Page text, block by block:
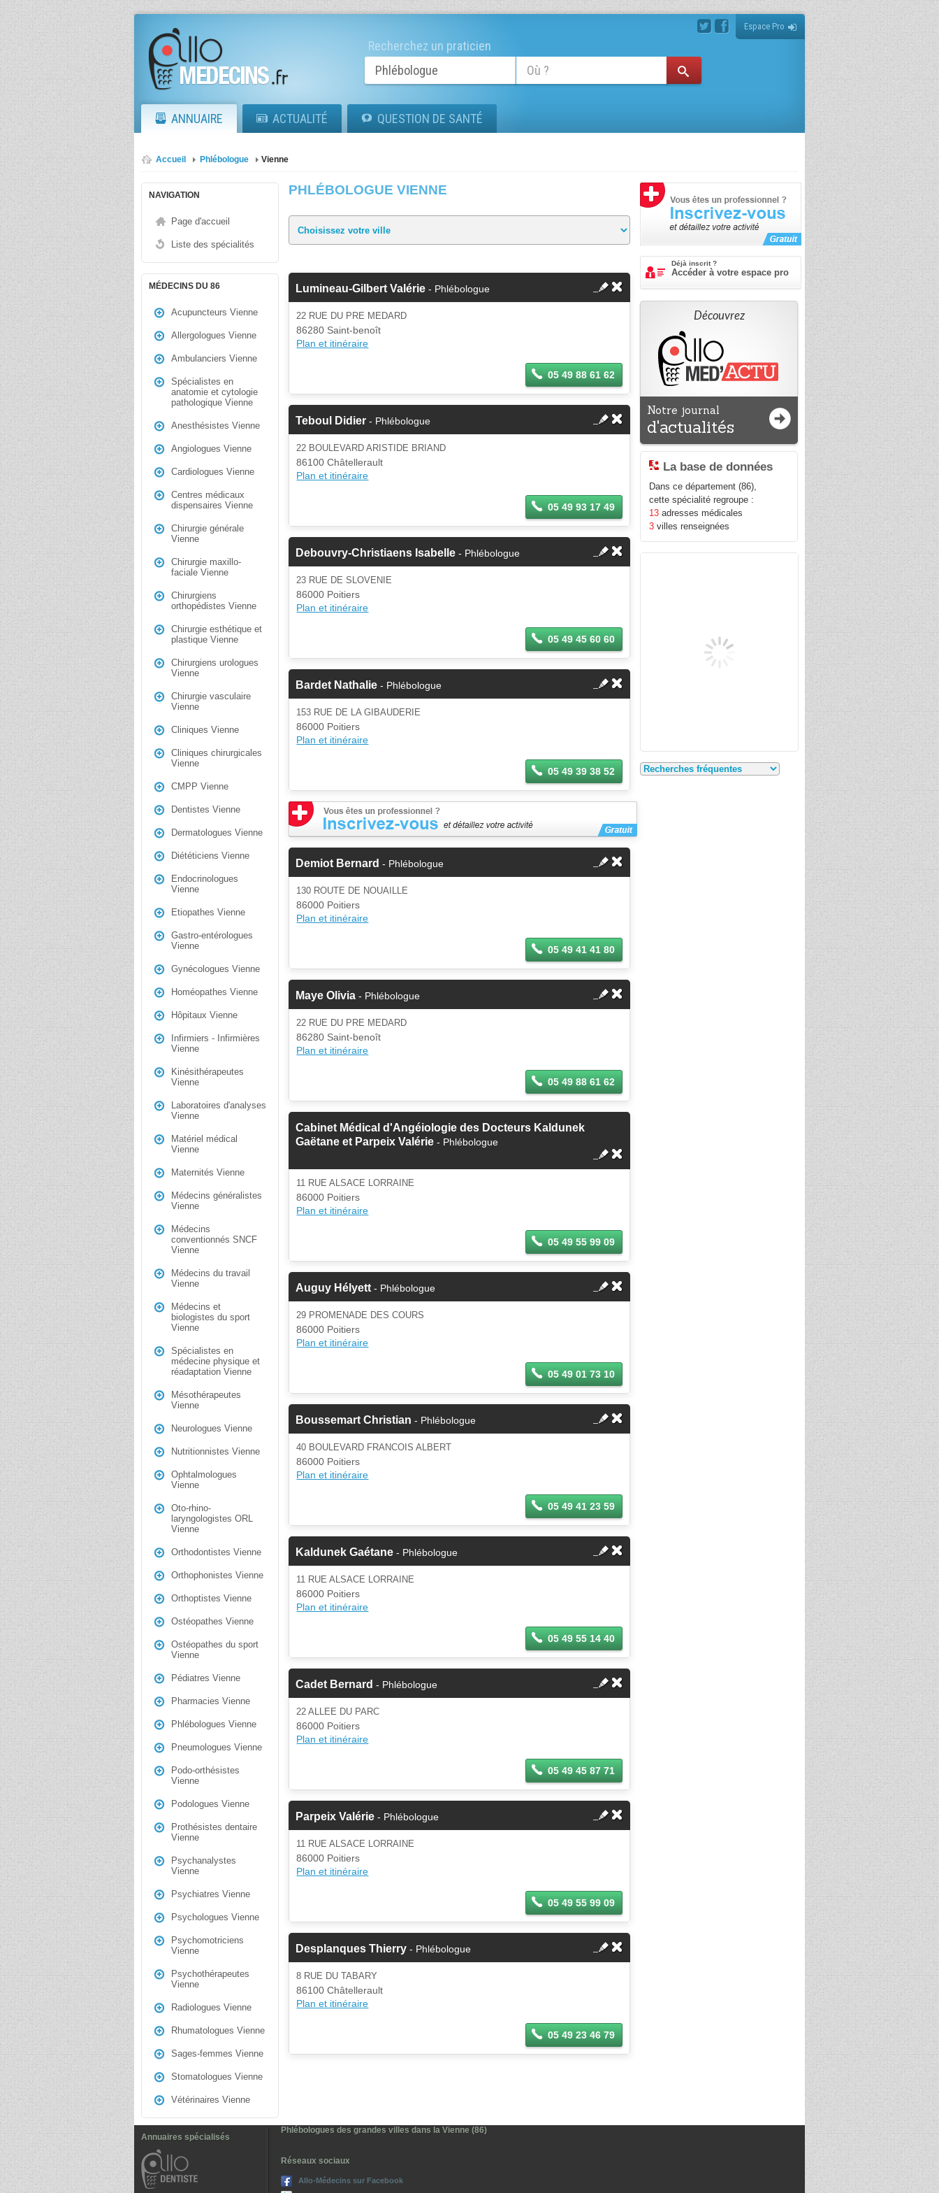
Espace Pro
Recherchez un praticien
ANNUAIRE ACTUALITÉ QUESTION DE SANTÉ
Accueil Phlébologue Vienne
NAVIGATION
Page d'accueil
Liste des spécialités
MÉDECINS DU 86
Acupuncteurs Vienne
Allergologues Vienne
Ambulanciers Vienne
Spécialistes en
anatomie et cytologie
pathologique Vienne
Anesthésistes Vienne
Angiologues Vienne
Cardiologues Vienne
Centres médicaux
dispensaires Vienne
Chirurgie générale
Vienne
Chirurgie maxillo-
faciale Vienne
Chirurgiens
orthopédistes Vienne
Chirurgie esthétique et
plastique Vienne
Chirurgiens urologues
Vienne
Chirurgie vasculaire
Vienne
Cliniques Vienne
Cliniques chirurgicales
Vienne
CMPP Vienne
Dentistes Vienne
Dermatologues Vienne
Diététiciens Vienne
Endocrinologues
Vienne
Etiopathes Vienne
Gastro-entérologues
Vienne
Gynécologues Vienne
Homéopathes Vienne
Hôpitaux Vienne
Infirmiers - Infirmières
Vienne
Kinésithérapeutes
Vienne
Laboratoires d'analyses
Vienne
Matériel médical
Vienne
Maternités Vienne
Médecins généralistes
Vienne
Médecins
conventionnés SNCF
Vienne
Médecins du travail
Vienne
Médecins et
biologistes du sport
Vienne
Spécialistes en
médecine physique et
réadaptation Vienne
Mésothérapeutes
Vienne
Neurologues Vienne
Nutritionnistes Vienne
Ophtalmologues
Vienne
Oto-rhino-
laryngologistes ORL
Vienne
Orthodontistes Vienne
Orthophonistes Vienne
Orthoptistes Vienne
Ostéopathes Vienne
Ostéopathes du sport
Vienne
Pédiatres Vienne
Pharmacies Vienne
Phlébologues Vienne
Pneumologues Vienne
Podo-orthésistes
Vienne
Podologues Vienne
Prothésistes dentaire
Vienne
Psychanalystes
Vienne
Psychiatres Vienne
Psychologues Vienne
Psychomotriciens
Vienne
Psychothérapeutes
Vienne
Radiologues Vienne
Rhumatologues Vienne
Sages-femmes Vienne
Stomatologues Vienne
Vétérinaires Vienne
PHLÉBOLOGUE VIENNE
Lumineau-Gilbert Valérie - Phlébologue
22 RUE DU PRE MEDARD
86280 Saint-benoît
Plan et itinéraire
05 49 88 61 62
Teboul Didier - Phlébologue
22 BOULEVARD ARISTIDE BRIAND
86100 Châtellerault
Plan et itinéraire
05 49 93 17 49
Debouvry-Christiaens Isabelle - Phlébologue
23 RUE DE SLOVENIE
86000 Poitiers
Plan et itinéraire
05 49 45 60 60
Bardet Nathalie - Phlébologue
153 RUE DE LA GIBAUDERIE
86000 Poitiers
Plan et itinéraire
05 49 39 38 52
Demiot Bernard - Phlébologue
130 ROUTE DE NOUAILLE
86000 Poitiers
Plan et itinéraire
05 49 41 41 80
Maye Olivia - Phlébologue
22 RUE DU PRE MEDARD
86280 Saint-benoît
Plan et itinéraire
05 49 88 61 62
Cabinet Médical d'Angéiologie des Docteurs Kaldunek
Gaëtane et Parpeix Valérie - Phlébologue
11 RUE ALSACE LORRAINE
86000 Poitiers
Plan et itinéraire
05 49 55 99 09
Auguy Hélyett - Phlébologue
29 PROMENADE DES COURS
86000 Poitiers
Plan et itinéraire
05 49 01 73 10
Boussemart Christian - Phlébologue
40 BOULEVARD FRANCOIS ALBERT
86000 Poitiers
Plan et itinéraire
05 49 41 23 59
Kaldunek Gaétane - Phlébologue
11 RUE ALSACE LORRAINE
86000 Poitiers
Plan et itinéraire
05 49 55 14 40
Cadet Bernard - Phlébologue
22 ALLEE DU PARC
86000 Poitiers
Plan et itinéraire
05 49 45 87 71
Parpeix Valérie - Phlébologue
11 RUE ALSACE LORRAINE
86000 Poitiers
Plan et itinéraire
05 49 55 99 09
Desplanques Thierry - Phlébologue
8 RUE DU TABARY
86100 Châtellerault
Plan et itinéraire
05 49 23 46 79
Déjà inscrit ?
Accéder à votre espace pro
Découvrez
Notre journal
d'actualités
La base de données
Dans ce département (86),
cette spécialité regroupe :
13 adresses médicales
3 villes renseignées
Annuaires spécialisés
Phlébologues des grandes villes dans la Vienne (86)
Réseaux sociaux
Allo-Médecins sur Facebook